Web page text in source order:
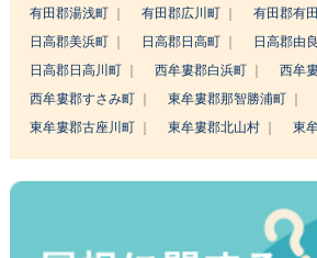
有田郡湯浅町
有田郡広川町
有田郡有
日高郡美浜町
日高郡日高町 日高郡由
日高郡日高川町
西牟婁郡白浜町
西牟
西牟婁郡すさみ町
東牟婁郡那智勝浦町
東牟婁郡古座川町
東牟婁郡北山村 東